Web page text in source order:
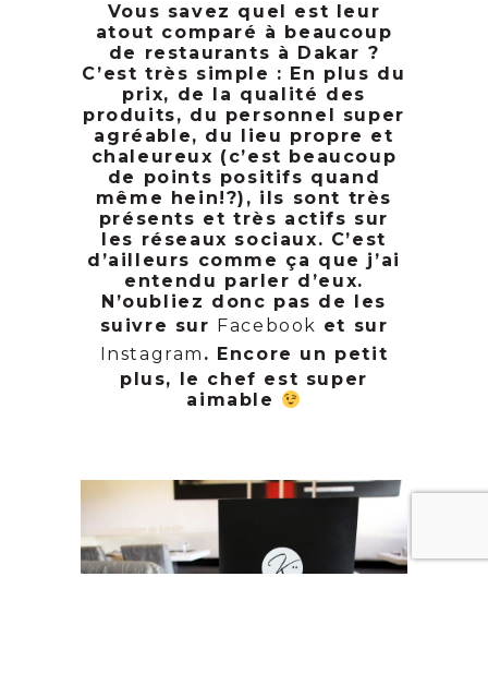
Vous savez quel est leur
atout comparé à beaucoup
de restaurants à Dakar ?
C’est très simple : En plus du
prix, de la qualité des
produits, du personnel super
agréable, du lieu propre et
chaleureux (c’est beaucoup
de points positifs quand
même hein!?), ils sont très
présents et très actifs sur
les réseaux sociaux. C’est
d’ailleurs comme ça que j’ai
entendu parler d’eux.
N’oubliez donc pas de les
suivre sur Facebook et sur
Instagram . Encore un petit
plus, le chef est super
aimable